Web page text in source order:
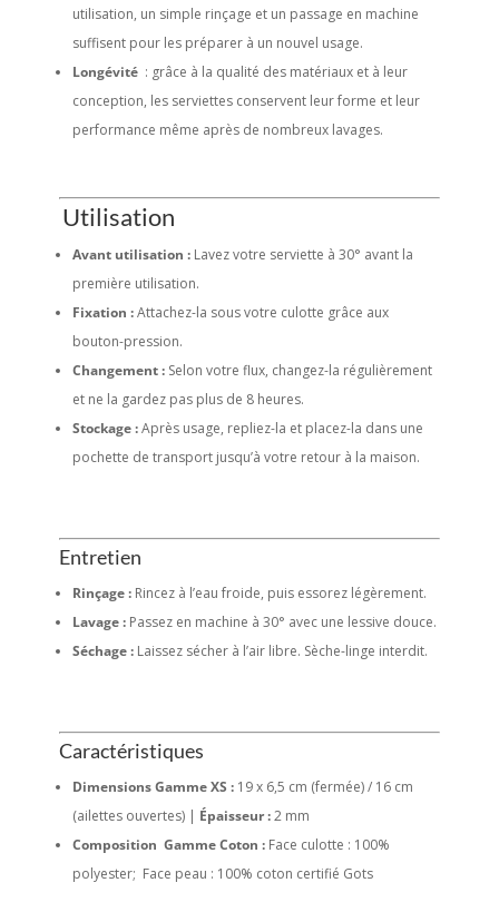
utilisation, un simple rinçage et un passage en machine
suffisent pour les préparer à un nouvel usage.
Longévité : grâce à la qualité des matériaux et à leur
conception, les serviettes conservent leur forme et leur
performance même après de nombreux lavages.
Utilisation
Avant utilisation :Lavez votre serviette à 30° avant la
première utilisation.
Fixation :Attachez-la sous votre culotte grâce aux
bouton-pression.
Changement :Selon votre flux, changez-la régulièrement
et ne la gardez pas plus de 8 heures.
Stockage :Après usage, repliez-la et placez-la dans une
pochette de transport jusqu’à votre retour à la maison.
Entretien
Rinçage :Rincez à l’eau froide, puis essorez légèrement.
Lavage :Passez en machine à 30° avec une lessive douce.
Séchage :Laissez sécher à l’air libre. Sèche-linge interdit.
Caractéristiques
Dimensions Gamme XS :19 x 6,5 cm (fermée) / 16 cm
(ailettes ouvertes) | Épaisseur :2 mm
Composition Gamme Coton : Face culotte : 100%
polyester; Face peau : 100% coton certifié Gots